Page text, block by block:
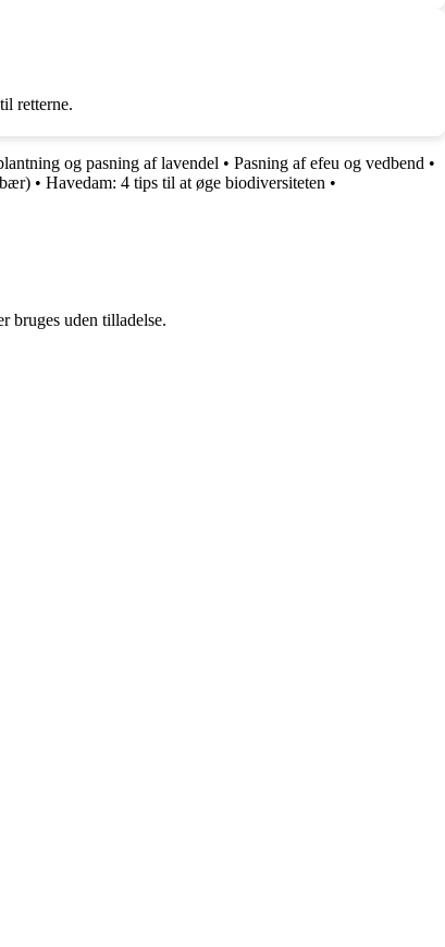
retterne.
og pasning af lavendel • Pasning af efeu og vedbend •
• Havedam: 4 tips til at øge biodiversiteten •
bruges uden tilladelse.